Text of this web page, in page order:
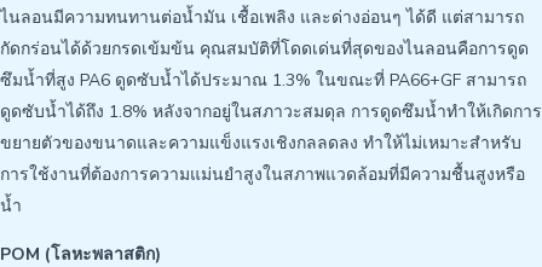
ไนลอนมีความทนทานต่อน้ำมัน เชื้อเพลิง และด่างอ่อนๆ ได้ดี แต่สามารถ
กัดกร่อนได้ด้วยกรดเข้มข้น คุณสมบัติที่โดดเด่นที่สุดของไนลอนคือการดูด
ซึมน้ำที่สูง PA6 ดูดซับน้ำได้ประมาณ 1.3% ในขณะที่ PA66+GF สามารถ
ดูดซับน้ำได้ถึง 1.8% หลังจากอยู่ในสภาวะสมดุล การดูดซึมน้ำทำให้เกิดการ
ขยายตัวของขนาดและความแข็งแรงเชิงกลลดลง ทำให้ไม่เหมาะสำหรับ
การใช้งานที่ต้องการความแม่นยำสูงในสภาพแวดล้อมที่มีความชื้นสูงหรือ
น้ำ
POM (โลหะพลาสติก)